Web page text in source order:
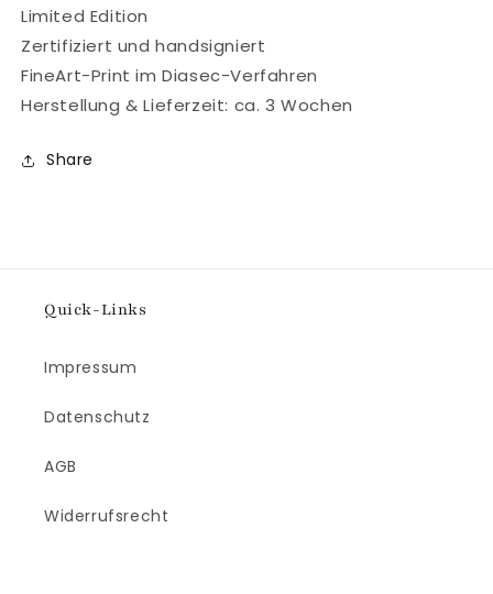
Limited Edition
Zertifiziert und handsigniert
FineArt-Print im Diasec-Verfahren
Herstellung & Lieferzeit: ca. 3 Wochen
Share
Quick-Links
Impressum
Datenschutz
AGB
Widerrufsrecht